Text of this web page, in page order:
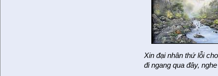
Xin đại nhân thứ lỗi
đi ngang qua đây,